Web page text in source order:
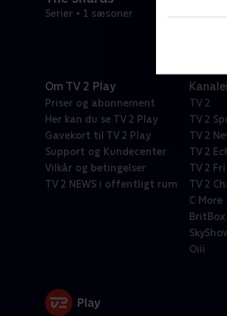
Serier • 1 sæsoner
Om TV 2 Play
Priser og abonnement
Her kan du se TV 2 Play
Gavekort til TV 2 Play
Support og Kundecenter
Vilkår og betingelser
TV 2 NEWS i offentligt rum
TV 2
TV 2
TV 2
TV 2
TV 2 Fri
TV 2
C More
BritBox
Oiii